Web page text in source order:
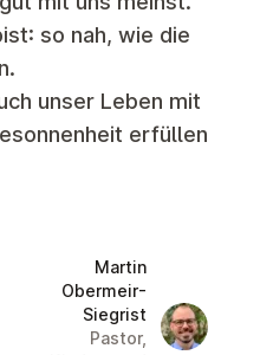
so nah, wie die
unser Leben mit
erfüllen
Martin
Obermeir-
Siegrist
Pastor,
Martin